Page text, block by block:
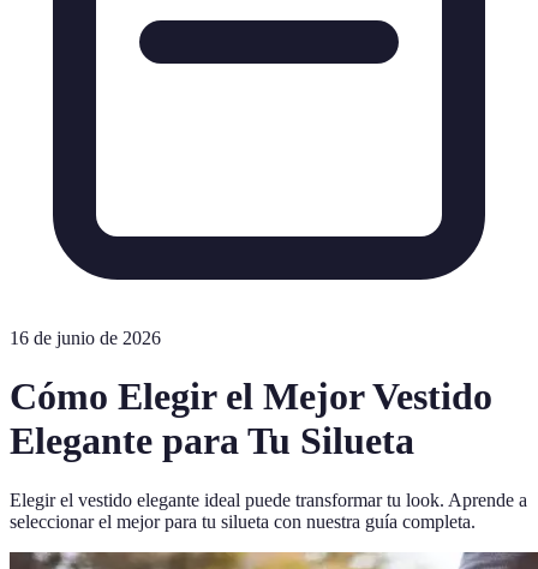
16 de junio de 2026
Cómo Elegir el Mejor Vestido
Elegante para Tu Silueta
Elegir el vestido elegante ideal puede transformar tu look. Aprende a
seleccionar el mejor para tu silueta con nuestra guía completa.